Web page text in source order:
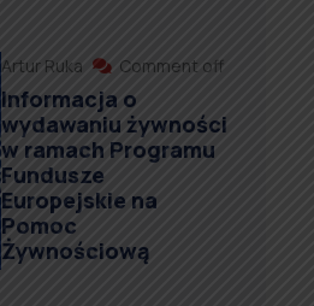
Artur Ruka Comment off
Informacja o
wydawaniu żywności
w ramach Programu
Fundusze
Europejskie na
Pomoc
Żywnościową